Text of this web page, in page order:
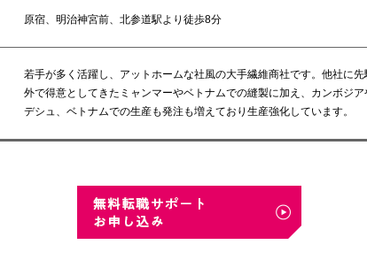
原宿、明治神宮前、北参道駅より徒歩8分
若手が多く活躍し、アットホームな社風の大手繊維商社です。他社に先
外で得意としてきたミャンマーやベトナムでの縫製に加え、カンボジア
デシュ、ベトナムでの生産も発注も増えており生産強化しています。